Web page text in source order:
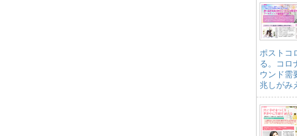
ポストコ
る。コロ
ウンド需
兆しがみ